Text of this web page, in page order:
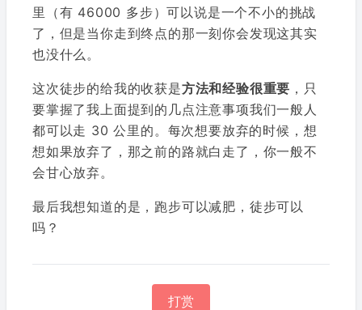
里（有 46000 多步）可以说是一个不小的挑战
了，但是当你走到终点的那一刻你会发现这其实
也没什么。
这次徒步的给我的收获是方法和经验很重要 ，只
要掌握了我上面提到的几点注意事项我们一般人
都可以走 30 公里的。每次想要放弃的时候，想
想如果放弃了，那之前的路就白走了，你一般不
会甘心放弃。
最后我想知道的是，跑步可以减肥，徒步可以
吗？
打赏